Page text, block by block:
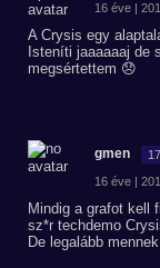
16 éve |
A Crysis egy
Isteníti jaaaaaaj de
megsértettem 😞
gmen 17
16 éve |
Mindig a grafot kell
sz*r techdemo
De legalább